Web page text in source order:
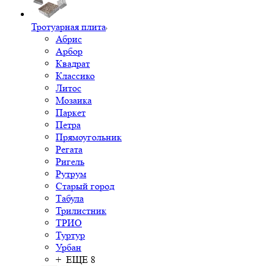
Тротуарная плита
Абрис
Арбор
Квадрат
Классико
Литос
Мозаика
Паркет
Петра
Прямоугольник
Регата
Ригель
Рутрум
Старый город
Табула
Трилистник
ТРИО
Туртур
Урбан
+ ЕЩЕ 8